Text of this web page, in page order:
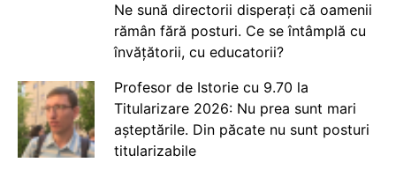
Ne sună directorii disperați că oamenii
rămân fără posturi. Ce se întâmplă cu
învățătorii, cu educatorii?
Profesor de Istorie cu 9.70 la
Titularizare 2026: Nu prea sunt mari
așteptările. Din păcate nu sunt posturi
titularizabile